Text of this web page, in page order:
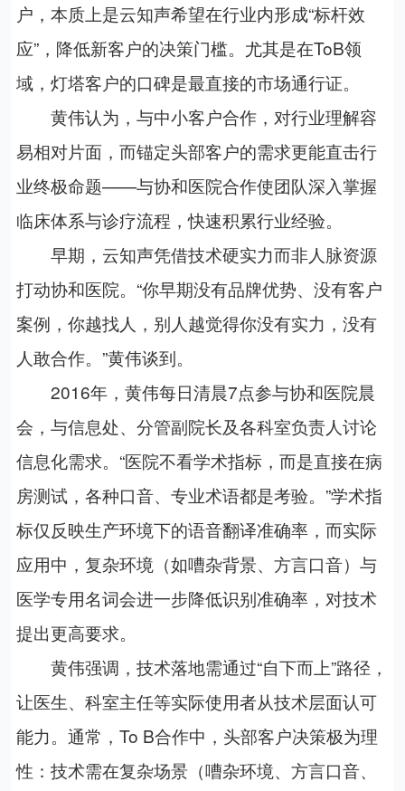
户，本质上是云知声希望在行业内形成“标杆效
应”，降低新客户的决策门槛。尤其是在ToB领
域，灯塔客户的口碑是最直接的市场通行证。
黄伟认为，与中小客户合作，对行业理解容
易相对片面，而锚定头部客户的需求更能直击行
业终极命题——与协和医院合作使团队深入掌握
临床体系与诊疗流程，快速积累行业经验。
早期，云知声凭借技术硬实力而非人脉资源
打动协和医院。“你早期没有品牌优势、没有客户
案例，你越找人，别人越觉得你没有实力，没有
人敢合作。”黄伟谈到。
2016年，黄伟每日清晨7点参与协和医院晨
会，与信息处、分管副院长及各科室负责人讨论
信息化需求。“医院不看学术指标，而是直接在病
房测试，各种口音、专业术语都是考验。”学术指
标仅反映生产环境下的语音翻译准确率，而实际
应用中，复杂环境（如嘈杂背景、方言口音）与
医学专用名词会进一步降低识别准确率，对技术
提出更高要求。
黄伟强调，技术落地需通过“自下而上”路径，
让医生、科室主任等实际使用者从技术层面认可
能力。通常， To B合作中，头部客户决策极为理
性：技术需在复杂场景（嘈杂环境、方言口音、